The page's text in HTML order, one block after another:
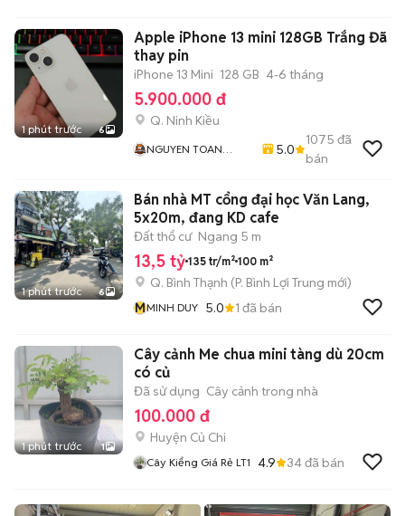
1 phút trước 6
Apple iPhone 13 mini 128GB Trắng Đã
thay pin
iPhone 13 Mini 128 GB 4-6 tháng
5.900.000 đ
Q. Ninh Kiều
NGUYEN TOAN
5.0
1075 đã
bán
1 phút trước 6
Bán nhà MT cổng đại học Văn Lang,
5x20m, đang KD cafe
Đất thổ cư Ngang 5 m
13,5 tỷ 135 tr/m² 100 m²
Q. Bình Thạnh (P. Bình Lợi Trung mới)
MMINH DUY 5.0 1 đã bán
1 phút trước 1
Cây cảnh Me chua mini tàng dù 20cm
có củ
Đã sử dụng Cây cảnh trong nhà
100.000 đ
Huyện Củ Chi
Cây Kiểng Giá Rẻ LT1 4.9 34đã bán